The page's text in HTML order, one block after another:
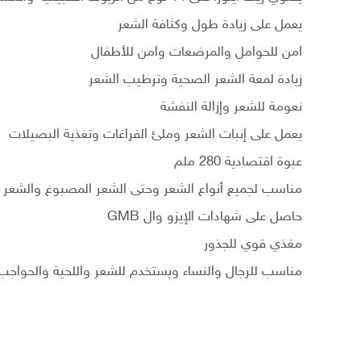
يعمل على زيادة طول وكثافة الشعر
امن للحوامل والمرضعات وامن للأطفال
زيادة لمعة الشعر الصحية وترطيب الشعر
نعومة للشعر وإزالة النفشة
يعمل على إنبات الشعر وملئ الفراغات وتغذية البصيلات
عبوة اقتصادية 280 ملم
مناسب لجميع أنواع الشعر وحتى الشعر المصبوغ والشعر
حاصل على شهادات الإيزو وال GMB
مغذي قوي للجذور
مناسب للرجال والنساء ويستخدم للشعر واللحية